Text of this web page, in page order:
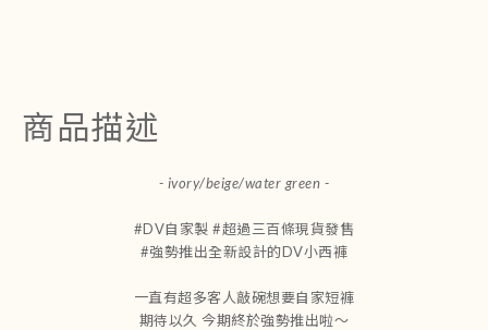
商品描述
- ivory/beige/water green -
#DV自家製 #超過三百條現貨發售
#強勢推出全新設計的DV小西褲
一直有超多客人敲碗想要自家短褲
期待以久 今期終於強勢推出啦～